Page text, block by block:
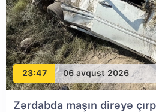
23:47 06 avqust 2026
Zərdabda maşın dirəyə